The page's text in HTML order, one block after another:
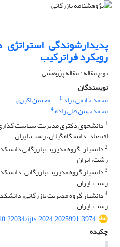
پدیدارشوندگی
رویکرد فراترکیب
نوع مقاله : مقاله پژوهشی
نویسندگان
محمد حاتمی نژاد 1 محسن اکبری
محمدحسن قلی زاده4
1 دانشجوی دکتری مدیریت سیاست
اقتصاد، دانشگاه گیلان، رشت، ایران
2دانشیار، گروه مدیریت بازرگانی
رشت، ایران
3دانشیار گروه مدیریت بازرگانی،
رشت، ایران
4دانشیار گروه مدیریت بازرگانی،
رشت، ایران
ijts.2024.2025991.3974
چکیده